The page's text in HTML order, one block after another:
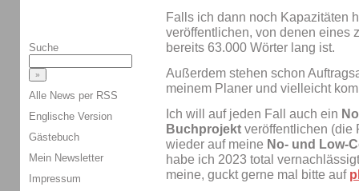
Falls ich dann noch Kapazitäten
veröffentlichen, von denen eines
bereits 63.000 Wörter lang ist.
Außerdem stehen schon
meinem Planer und vielleicht
Ich will auf jeden Fall auch ein
Buchprojekt veröffentlichen (die
wieder auf meine No- und Low-
habe ich 2023 total
meine, guckt gerne mal bitte auf
Suche
Alle News per RSS
Englische Version
Gästebuch
Mein Newsletter
Impressum